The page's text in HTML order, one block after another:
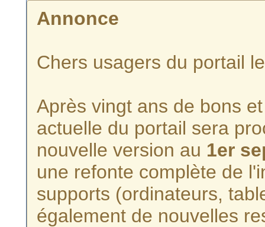
Annonce
Chers usagers du portail
Après vingt ans de bons
actuelle du portail sera
nouvelle version au 1er
une refonte complète de
supports (ordinateurs,
également de nouvelles